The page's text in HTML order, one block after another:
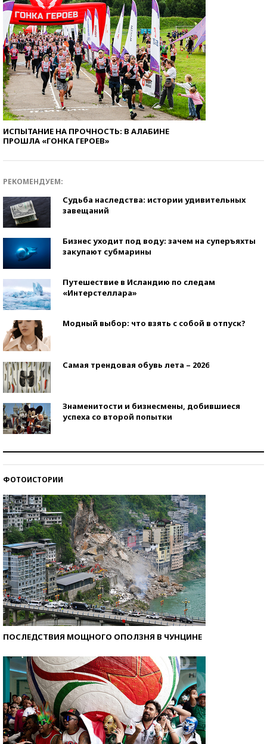
ИСПЫТАНИЕ НА ПРОЧНОСТЬ: В АЛАБИНЕ
ПРОШЛА «ГОНКА ГЕРОЕВ»
РЕКОМЕНДУЕМ:
Судьба наследства: истории удивительных
завещаний
Бизнес уходит под воду: зачем на суперъяхты
закупают субмарины
Путешествие в Исландию по следам
«Интерстеллара»
Модный выбор: что взять с собой в отпуск?
Самая трендовая обувь лета – 2026
Знаменитости и бизнесмены, добившиеся
успеха со второй попытки
ФОТОИСТОРИИ
ПОСЛЕДСТВИЯ МОЩНОГО ОПОЛЗНЯ В ЧУНЦИНЕ